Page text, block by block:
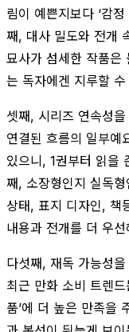
림이 예쁜지보다 ‘감
째, 대사 밀도와 전개
묘사가 섬세한 작품은
는 독자에겐 지루할 수
셋째, 시리즈 연속성
연결된 흐름의 일부예
있으니, 1권부터 읽을
째, 소장형인지 실독
상태, 표지 디자인, 책
내용과 전개를 더 우선
다섯째, 재독 가능성
최근 만화 소비 트렌드
품’에 더 높은 만족을